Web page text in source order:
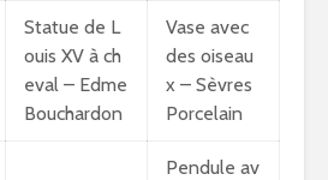
Statue de L
ouis XV à ch
eval – Edme
Bouchardon
Vase avec
des oiseau
x – Sèvres
Porcelain
Pendule av